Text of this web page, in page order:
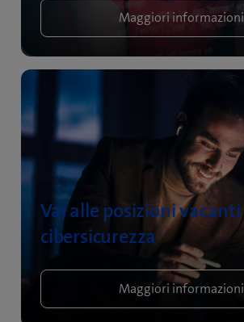
Maggiori informazioni
Vai alle posizioni vacanti
cibersicurezza
Maggiori informazioni